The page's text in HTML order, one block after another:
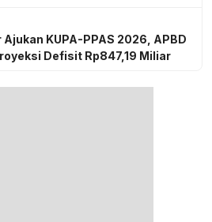
KUPA-PPAS 2026, APBD
Defisit Rp847,19 Miliar